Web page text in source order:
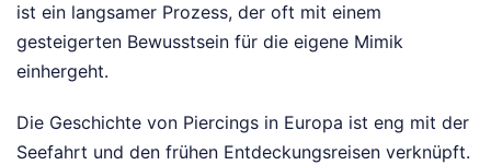
ist ein langsamer Prozess, der oft mit einem
gesteigerten Bewusstsein für die eigene Mimik
einhergeht.
Die Geschichte von Piercings in Europa ist eng mit der
Seefahrt und den frühen Entdeckungsreisen verknüpft.